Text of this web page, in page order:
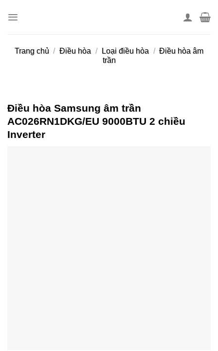
Trang chủ / Điều hòa / Loại điều hòa / Điều hòa âm
trần
Điều hòa Samsung âm trần
AC026RN1DKG/EU 9000BTU 2 chiều
Inverter